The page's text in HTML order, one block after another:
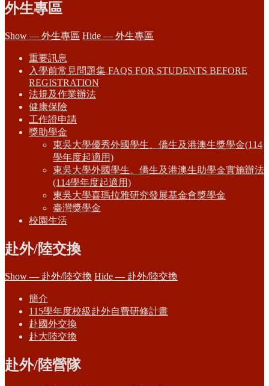
外生專區
Show — 外生專區 Hide — 外生專區
重要訊息
入學前常見問題集 FAQS FOR STUDENTS BEFORE
REGISTRATION
法規及作業辦法
健康保險
工作證申請
獎助學金
東吳大學優秀外國學生、僑生及港澳生獎學金(114
學年度起適用)
東吳大學外國學生、僑生及港澳生助學金實施辦法
(114學年度起適用)
東吳大學喜瑪拉雅研究發展基金會獎學金
臺灣獎學金
校園生活
赴外/陸交換
Show — 赴外/陸交換 Hide — 赴外/陸交換
簡介
115學年度校級赴外自費研修計畫
赴國外交換
赴大陸交換
赴外/陸營隊